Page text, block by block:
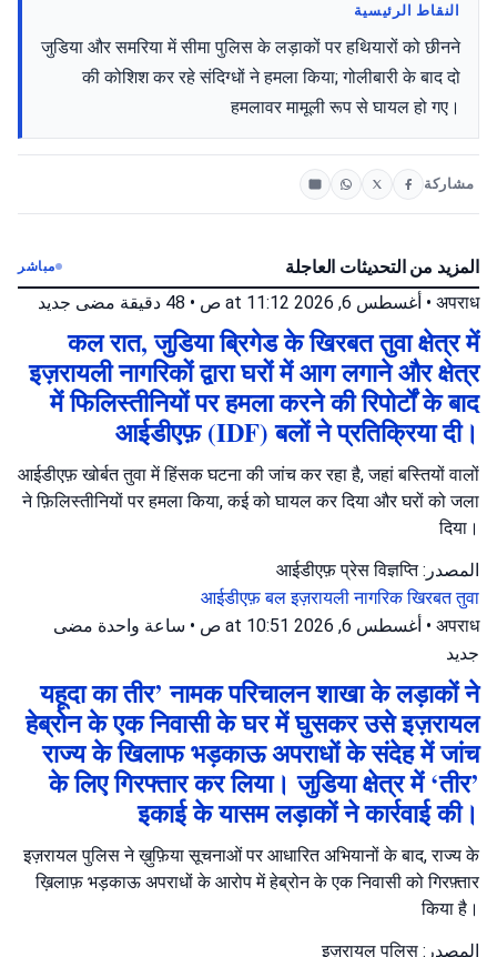
النقاط الرئيسية
जुडिया और समरिया में सीमा पुलिस के लड़ाकों पर हथियारों को छीनने
की कोशिश कर रहे संदिग्धों ने हमला किया; गोलीबारी के बाद दो
हमलावर मामूली रूप से घायल हो गए।
مشاركة
المزيد من التحديثات العاجلة مباشر
अपराध
• أغسطس 6, 2026 at 11:12 ص • 48 دقيقة مضى جديد
कल रात, जुडिया ब्रिगेड के खिरबत तुवा क्षेत्र में
इज़रायली नागरिकों द्वारा घरों में आग लगाने और क्षेत्र
में फिलिस्तीनियों पर हमला करने की रिपोर्टों के बाद
आईडीएफ़ (IDF) बलों ने प्रतिक्रिया दी।
आईडीएफ़ खोर्बत तुवा में हिंसक घटना की जांच कर रहा है, जहां बस्तियों वालों
ने फ़िलिस्तीनियों पर हमला किया, कई को घायल कर दिया और घरों को जला
दिया।
المصدر: आईडीएफ़ प्रेस विज्ञप्ति
आईडीएफ़ बलइज़रायली नागरिकखिरबत तुवा
अपराध
• أغسطس 6, 2026 at 10:51 ص • ساعة واحدة مضى
جديد
यहूदा का तीर’ नामक परिचालन शाखा के लड़ाकों ने
हेब्रोन के एक निवासी के घर में घुसकर उसे इज़रायल
राज्य के खिलाफ भड़काऊ अपराधों के संदेह में जांच
के लिए गिरफ्तार कर लिया। जुडिया क्षेत्र में ‘तीर’
इकाई के यासम लड़ाकों ने कार्रवाई की।
इज़रायल पुलिस ने ख़ुफ़िया सूचनाओं पर आधारित अभियानों के बाद, राज्य के
ख़िलाफ़ भड़काऊ अपराधों के आरोप में हेब्रोन के एक निवासी को गिरफ़्तार
किया है।
المصدر: इज़रायल पुलिस